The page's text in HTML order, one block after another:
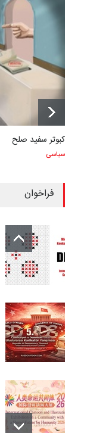
کبوتر سفید صلح
سیاسی
فراخوان